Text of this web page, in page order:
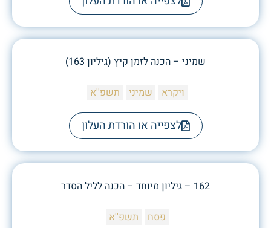
שמיני – הכנה לזמן קיץ (גיליון 163)
ויקרא שמיני תשפ''א
לצפייה או הורדת העלון
162 – גיליון מיוחד – הכנה לליל הסדר
פסח תשפ''א